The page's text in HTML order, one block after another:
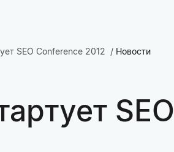
SEO Conference 2012 Новости
SEO